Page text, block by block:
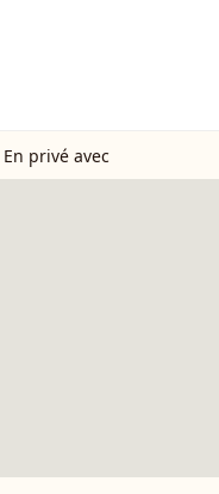
En privé avec